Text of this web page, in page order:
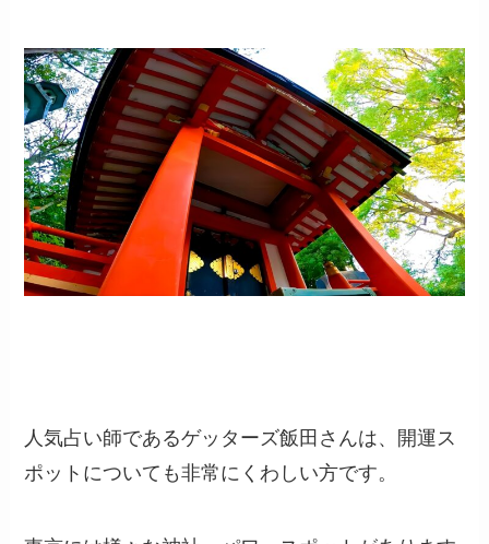
人気占い師であるゲッターズ飯田さんは、開運ス
ポットについても非常にくわしい方です。